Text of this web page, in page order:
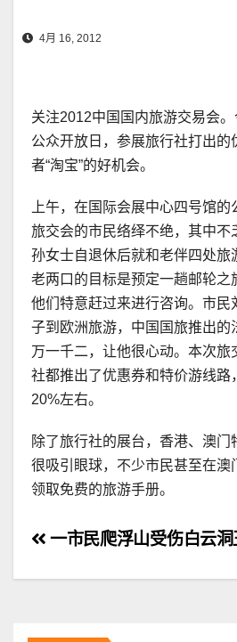
4月 16, 2012
关注2012中国国内旅游交易会
公众开放日，参展旅行社打出的
者“淘宝”的好机会。
上午，在国际会展中心四号馆
旅交会的市民络绎不绝，其中不
孙女士自退休后就和老伴四处旅
老两口的目标是预定一趟邮轮之
他们特意赶过来进行咨询。市民
子到欧洲旅游，中国国旅推出的
万一千二，让他很心动。本次旅
社都推出了优惠券和特价游线路
20%左右。
除了旅行社的展台，香港、澳门
很吸引眼球，不少市民甚至在澳
领取免费的旅游手册。
文
章
白云
一市民爬浮山受伤